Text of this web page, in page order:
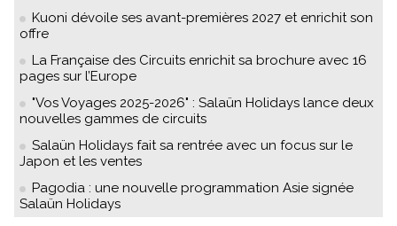
Kuoni dévoile ses avant-premières 2027 et enrichit son
offre
La Française des Circuits enrichit sa brochure avec 16
pages sur l’Europe
"Vos Voyages 2025-2026" : Salaün Holidays lance deux
nouvelles gammes de circuits
Salaün Holidays fait sa rentrée avec un focus sur le
Japon et les ventes
Pagodia : une nouvelle programmation Asie signée
Salaün Holidays